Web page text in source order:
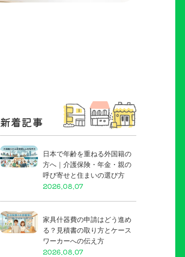
新着記事
日本で年齢を重ねる外国籍の
方へ｜介護保険・年金・親の
呼び寄せと住まいの選び方
2026.08.07
家具什器費の申請はどう進め
る？見積書の取り方とケース
ワーカーへの伝え方
2026.08.07